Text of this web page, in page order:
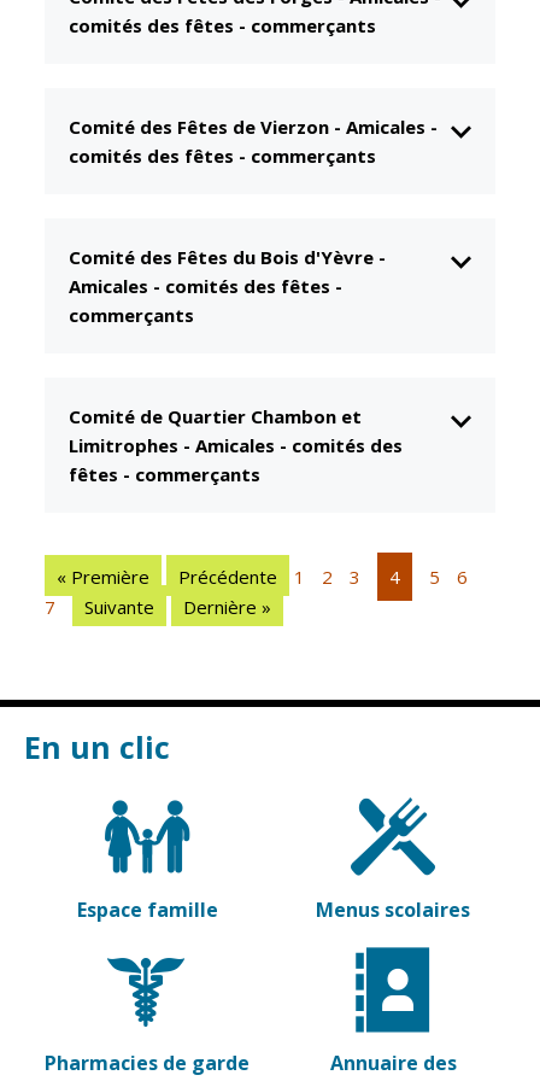
CCAS
Accueil de jour
seniors
Santé
Contrat local
de santé
Établissements
Pharmacies de
garde
Culture
Rollinat
Théâtre Mac-
Estivales
Conservatoire
Médiathèque
Musée
Vierzon
Archives du
Piscine Charles
sportifs
Associations
Annuaire des
associations
Démarches
des
associations
comités des fêtes - commerçants
Comité des Fêtes de Vierzon -Amicales -
comités des fêtes - commerçants
Comité des Fêtes du Bois d'Yèvre -
Amicales - comités des fêtes -
commerçants
Comité de Quartier Chambon et
Limitrophes -Amicales - comités des
fêtes - commerçants
« Première Précédente 1 2 3 4 5
6
7
Suivante Dernière »
En un clic
Espace famille Menus scolaires
Pharmacies de garde
Annuaire des